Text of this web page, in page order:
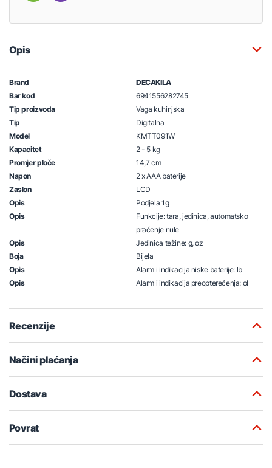
Opis
Brand
DECAKILA
Bar kod
6941556282745
Tip proizvoda
Vaga kuhinjska
Tip
Digitalna
Model
KMTT091W
Kapacitet
2 - 5 kg
Promjer ploče
14,7 cm
Napon
2 x AAA baterije
Zaslon
LCD
Opis
Podjela 1g
Opis
Funkcije: tara, jedinica, automatsko
praćenje nule
Opis
Jedinica težine: g, oz
Boja
Bijela
Opis
Alarm i indikacija niske baterije: lb
Opis
Alarm i indikacija preopterećenja: ol
Recenzije
Načini plaćanja
Dostava
Povrat